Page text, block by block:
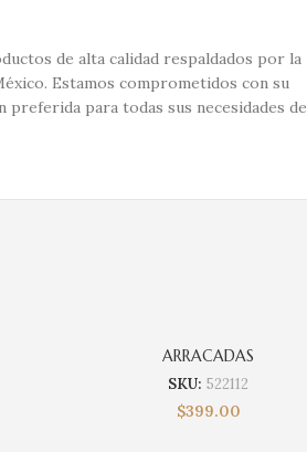
de alta calidad respaldados por la
Estamos comprometidos con su
para todas sus necesidades de
ARRACADAS
SKU: 522112
$399.00